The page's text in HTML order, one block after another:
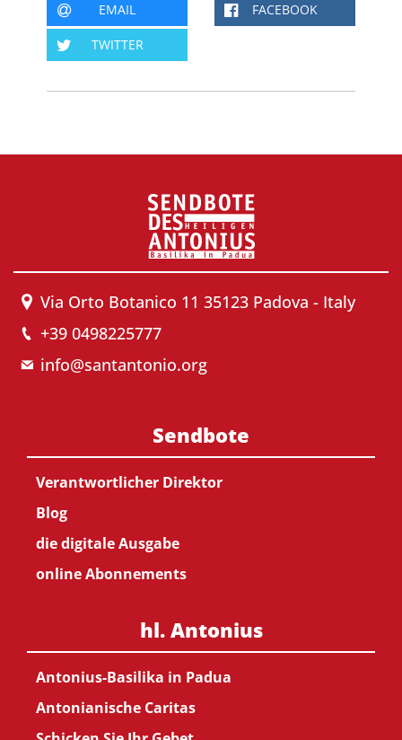
EMAIL FACEBOOK
TWITTER
Via Orto Botanico 11 35123 Padova - Italy
+39 0498225777
info@santantonio.org
Sendbote
Verantwortlicher Direktor
Blog
die digitale Ausgabe
online Abonnements
hl. Antonius
Antonius-Basilika in Padua
Antonianische Caritas